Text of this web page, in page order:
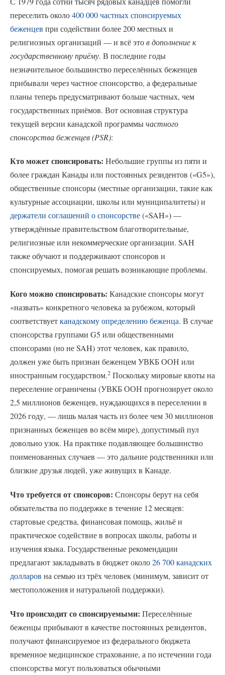
переселить около400 000 частных спонсируемых
беженцев при содействии более 200 местных и
религиозных организаций — и всё этов дополнение к
государственному приёму. В последние годы
незначительное большинство переселённых беженцев
прибывали через частное спонсорство, а федеральные
планы теперь предусматривают больше частных, чем
государственных приёмов. Вот основная структура
текущей версии канадской программычастного
спонсорства беженцев (PSR):
Кто может спонсировать: Небольшие группы из пяти и
более граждан Канады или постоянных резидентов («G5»),
общественные спонсоры (местные организации, такие как
культурные ассоциации, школы или муниципалитеты) и
держатели соглашений о спонсорстве(«SAH») —
утверждённые правительством благотворительные,
религиозные или некоммерческие организации. SAH
также обучают и поддерживают спонсоров и
спонсируемых, помогая решать возникающие проблемы.
Кого можно спонсировать: Канадские спонсоры могут
«назвать» конкретного человека за рубежом, который
соответствуетканадскому определению беженца. В случае
спонсорства группами G5 или общественными
спонсорами (но не SAH) этот человек, как правило,
должен уже быть признан беженцем УВКБ ООН или
иностранным государством.2 Поскольку мировые квоты на
переселение ограничены (УВКБ ООН прогнозирует около
2,5 миллионов беженцев, нуждающихся в переселении в
2026 году, — лишь малая часть из более чем 30 миллионов
признанных беженцев во всём мире), допустимый пул
довольно узок. На практике подавляющее большинство
поименованных случаев — это дальние родственники или
близкие друзья людей, уже живущих в Канаде.
Что требуется от спонсоров: Спонсоры берут на себя
обязательства по поддержке в течение 12 месяцев:
стартовые средства, финансовая помощь, жильё и
практическое содействие в вопросах школы, работы и
изучения языка. Государственные рекомендации
предлагают закладывать в бюджет около26 700 канадских
долларов на семью из трёх человек (минимум, зависит от
местоположения и натуральной поддержки).
Что происходит со спонсируемыми: Переселённые
беженцы прибывают в качестве постоянных резидентов,
получают финансируемое из федерального бюджета
временное медицинское страхование, а по истечении года
спонсорства могут пользоваться обычными